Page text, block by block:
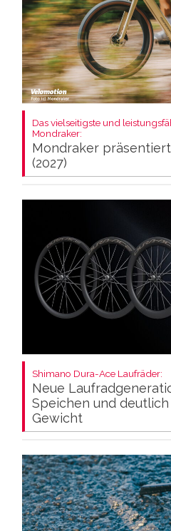
Das vielseitigste und
Mondraker:
Mondraker
(2027)
Shimano Dura-Ace Laufräder:
Neue
Speichen und
Gewicht